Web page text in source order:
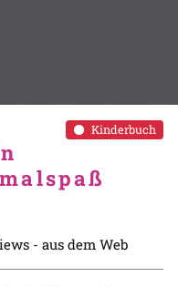
Kinderbuch
- aus dem Web